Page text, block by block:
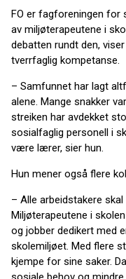
FO er fagforeningen for
av miljøterapeutene i
debatten rundt den,
tverrfaglig kompetanse.
– Samfunnet har lagt
alene. Mange snakker
streiken har avdekket
sosialfaglig personell i
være lærer, sier hun.
Hun mener også flere
– Alle arbeidstakere
Miljøterapeutene i
og jobber dedikert med
skolemiljøet. Med flere
kjempe for sine saker.